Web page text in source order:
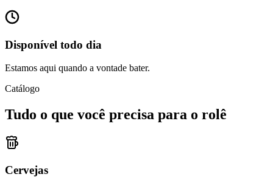
Disponível todo dia
Estamos aqui quando a vontade bater.
Catálogo
Tudo o que você precisa para o rolê
Cervejas